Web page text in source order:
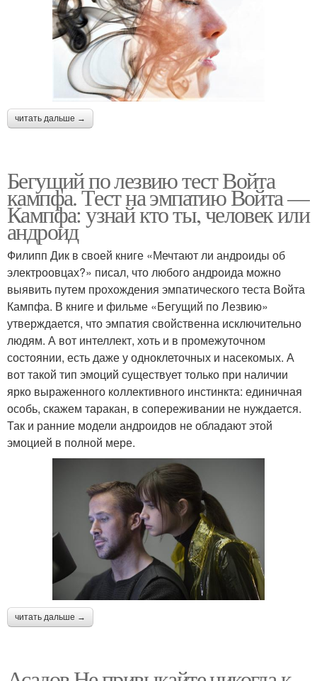
читать дальше →
Бегущий по лезвию тест Войта
кампфа. Тест на эмпатию Войта —
Кампфа: узнай кто ты, человек или
андроид
Филипп Дик в своей книге «Мечтают ли андроиды об
электроовцах?» писал, что любого андроида можно
выявить путем прохождения эмпатического теста Войта
Кампфа. В книге и фильме «Бегущий по Лезвию»
утверждается, что эмпатия свойственна исключительно
людям. А вот интеллект, хоть и в промежуточном
состоянии, есть даже у одноклеточных и насекомых. А
вот такой тип эмоций существует только при наличии
ярко выраженного коллективного инстинкта: единичная
особь, скажем таракан, в сопереживании не нуждается.
Так и ранние модели андроидов не обладают этой
эмоцией в полной мере.
читать дальше →